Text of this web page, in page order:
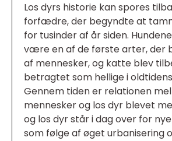
Los dyrs historie kan spores
forfædre, der begyndte at
for tusinder af år siden.
være en af de første arter, der
af mennesker, og katte blev
betragtet som hellige i
Gennem tiden er relationen
mennesker og los dyr blevet
og los dyr står i dag over for
som følge af øget urbanisering